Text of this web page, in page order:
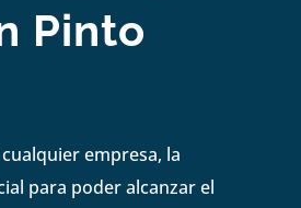
Pinto
empresa, la
para poder alcanzar el